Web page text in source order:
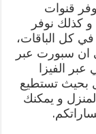
قنوات
و كذلك نوفر
كل الباقات،
ان سبورت عبر
عبر الفيزا
بحيث تستطيع
و يمكنك